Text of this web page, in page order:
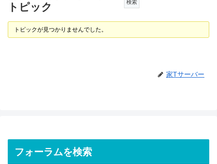
トピック
トピックが見つかりませんでした。
家Tサーバー
フォーラムを検索